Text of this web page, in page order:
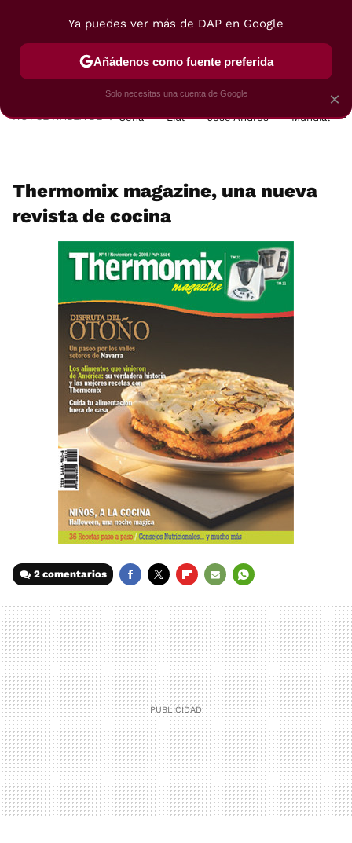
POSTRES VIAJES SELECCIÓN VEGUI
HOY SE HABLA DE Cena Lidl José Andrés Mundial
Thermomix magazine, una nueva
revista de cocina
2 comentarios
MAIL
×
Ya puedes ver más de DAP en Google
Añádenos como fuente preferida
Solo necesitas una cuenta de Google